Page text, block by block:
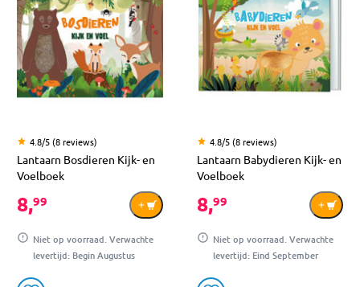
4.8/5 (8 reviews)
Lantaarn Bosdieren Kijk- en
Voelboek
8,99
Niet op voorraad. Verwachte
levertijd: Begin Augustus
4.8/5 (8 reviews)
Lantaarn Babydieren Kijk- en
Voelboek
8,99
Niet op voorraad. Verwachte
levertijd: Eind September